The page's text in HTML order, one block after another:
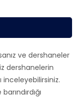
ve dershaneler
dershanelerin
inceleyebilirsiniz.